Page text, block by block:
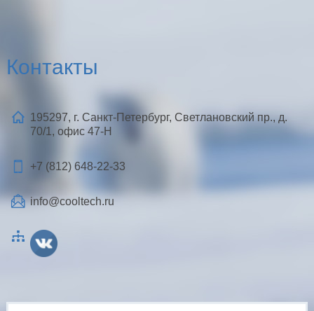
Контакты
195297, г. Санкт-Петербург, Светлановский пр., д.
70/1, офис 47-Н
+7 (812) 648-22-33
info@cooltech.ru